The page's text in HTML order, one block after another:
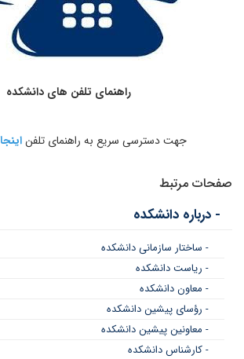
راهنمای تلفن های دانشکده
جهت دسترسی سریع به راهنمای تلفناینجا
صفحات مرتبط
- درباره دانشکده
- ساختار سازمانی دانشکده
- ریاست دانشکده
- معاون دانشکده
- رؤسای پیشین دانشکده
- معاونین پیشین دانشکده
- کارشناس دانشکده